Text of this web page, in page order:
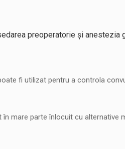
preoperatorie și anestezia
fi utilizat pentru a controla
mare parte înlocuit cu alternative